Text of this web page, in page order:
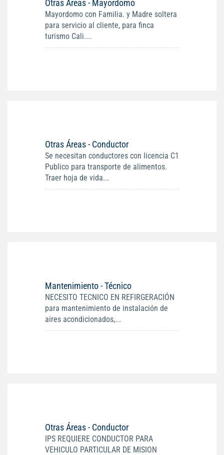
Otras Áreas - Mayordomo
Mayordomo con Familia. y Madre soltera
para servicio al cliente, para finca
turismo Cali....
Otras Áreas - Conductor
Se necesitan conductores con licencia C1
Publico para transporte de alimentos.
Traer hoja de vida...
Mantenimiento - Técnico
NECESITO TECNICO EN REFIRGERACIÓN
para mantenimiento de instalación de
aires acondicionados,...
Otras Áreas - Conductor
IPS REQUIERE CONDUCTOR PARA
VEHICULO PARTICULAR DE MISION